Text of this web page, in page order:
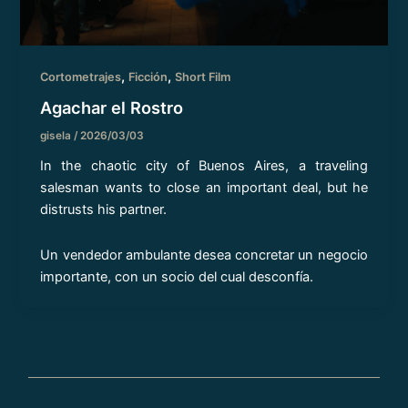
Cortometrajes, Ficción,Short Film
Agachar el Rostro
gisela/2026/03/03
In the chaotic city of Buenos Aires, a traveling
salesman wants to close an important deal, but he
distrusts his partner.
Un vendedor ambulante desea concretar un negocio
importante, con un socio del cual desconfía.